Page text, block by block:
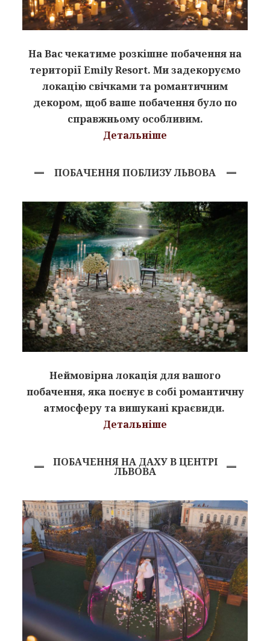
На Вас чекатиме розкішне побачення на
території Emily Resort. Ми задекоруємо
локацію свічками та романтичним
декором, щоб ваше побачення було по
справжньому особливим.
Детальніше
ПОБАЧЕННЯ ПОБЛИЗУ ЛЬВОВА
Неймовірна локація для вашого
побачення, яка поєнує в собі романтичну
атмосферу та вишукані краєвиди.
Детальніше
ПОБАЧЕННЯ НА ДАХУ В ЦЕНТРІ
ЛЬВОВА